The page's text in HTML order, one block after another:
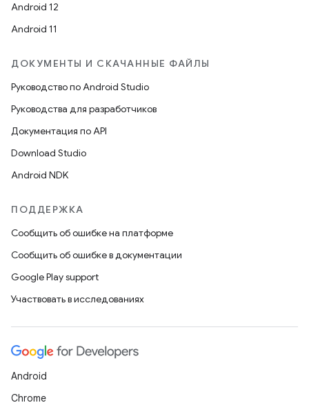
Android 12
Android 11
ДОКУМЕНТЫ И СКАЧАННЫЕ ФАЙЛЫ
Руководство по Android Studio
Руководства для разработчиков
Документация по API
Download Studio
Android NDK
ПОДДЕРЖКА
Сообщить об ошибке на платформе
Сообщить об ошибке в документации
Google Play support
Участвовать в исследованиях
Android
Chrome